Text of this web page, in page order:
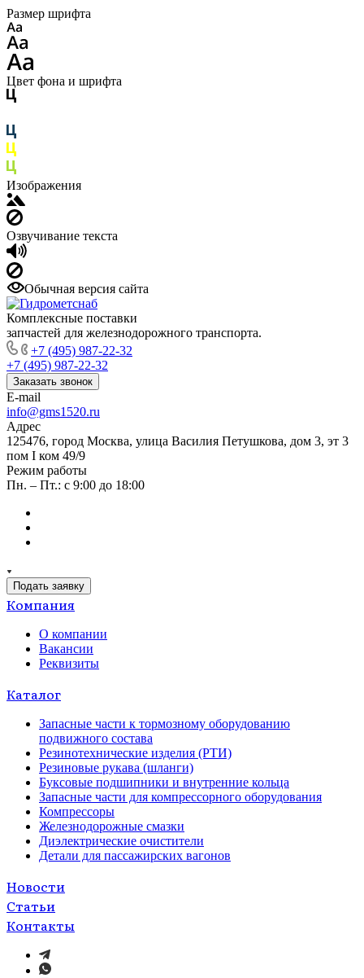
Размер шрифта
Цвет фона и шрифта
Изображения
Озвучивание текста
Обычная версия сайта
Комплексные поставки
запчастей для железнодорожного транспорта.
+7 (495) 987-22-32
+7 (495) 987-22-32
Заказать звонок
E-mail
info@gms1520.ru
Адрес
125476, город Москва, улица Василия Петушкова, дом 3, эт 3
пом I ком 49/9
Режим работы
Пн. – Пт.: с 9:00 до 18:00
Подать заявку
Компания
О компании
Вакансии
Реквизиты
Каталог
Запасные части к тормозному оборудованию
подвижного состава
Резинотехнические изделия (РТИ)
Резиновые рукава (шланги)
Буксовые подшипники и внутренние кольца
Запасные части для компрессорного оборудования
Компрессоры
Железнодорожные смазки
Диэлектрические очистители
Детали для пассажирских вагонов
Новости
Статьи
Контакты